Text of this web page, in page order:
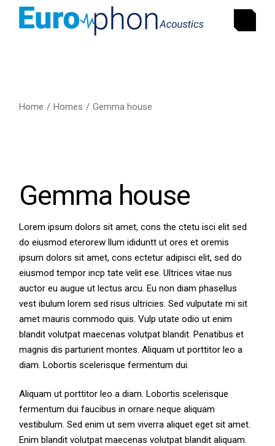
Home Homes Gemma house
Gemma house
Lorem ipsum dolors sit amet, cons the ctetu isci elit sed
do eiusmod eterorew llum ididuntt ut ores et oremis
ipsum dolors sit amet, cons ectetur adipisci elit, sed do
eiusmod tempor incp tate velit ese. Ultrices vitae nus
auctor eu augue ut lectus arcu. Eu non diam phasellus
vest ibulum lorem sed risus ultricies. Sed vulputate mi sit
amet mauris commodo quis. Vulp utate odio ut enim
blandit volutpat maecenas volutpat blandit. Penatibus et
magnis dis parturient montes. Aliquam ut porttitor leo a
diam. Lobortis scelerisque fermentum dui.
Aliquam ut porttitor leo a diam. Lobortis scelerisque
fermentum dui faucibus in ornare neque aliquam
vestibulum. Sed enim ut sem viverra aliquet eget sit amet.
Enim blandit volutpat maecenas volutpat blandit aliquam.